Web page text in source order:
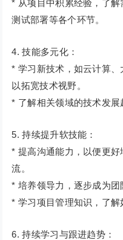
* 从项目中积累经验，了解
测试部署等各个环节。
4. 技能多元化：
* 学习新技术，如云计算、
以拓宽技术视野。
* 了解相关领域的技术发展
5. 持续提升软技能：
* 提高沟通能力，以便更
流。
* 培养领导力，逐步成为团
* 学习项目管理知识，了解
6. 持续学习与跟进趋势：